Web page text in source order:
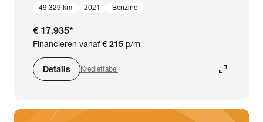
49.329 km 2021 Benzine
€ 17.935*
Financieren vanaf€ 215 p/m
Details Krediettabel expand_content